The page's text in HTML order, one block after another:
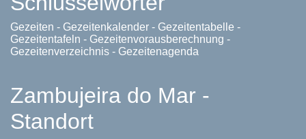
Gezeiten - Gezeitenkalender - Gezeitentabelle -
Gezeitentafeln - Gezeitenvorausberechnung -
Gezeitenverzeichnis - Gezeitenagenda
Zambujeira do Mar -
Standort